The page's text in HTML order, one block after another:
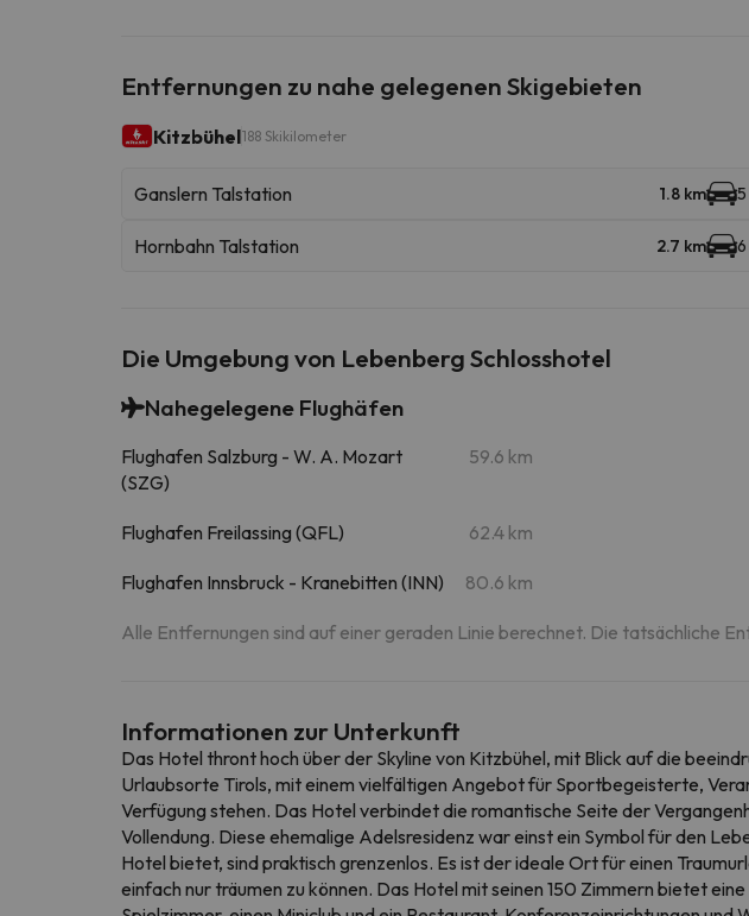
Entfernungen zu nahe gelegenen Skigebieten
Kitzbühel188 Skikilometer
Ganslern Talstation 1.8 km 5
Hornbahn Talstation 2.7 km 6
Die Umgebung von Lebenberg Schlosshotel
Nahegelegene Flughäfen
Flughafen Salzburg - W. A. Mozart
(SZG)
59.6 km
Flughafen Freilassing (QFL) 62.4 km
Flughafen Innsbruck - Kranebitten (INN) 80.6 km
Alle Entfernungen sind auf einer geraden Linie berechnet. Die tatsächliche
Informationen zur Unterkunft
Das Hotel thront hoch über der Skyline von Kitzbühel, mit Blick auf die
Urlaubsorte Tirols, mit einem vielfältigen Angebot für Sportbegeisterte,
Verfügung stehen. Das Hotel verbindet die romantische Seite der
Vollendung. Diese ehemalige Adelsresidenz war einst ein Symbol für den
Hotel bietet, sind praktisch grenzenlos. Es ist der ideale Ort für einen
einfach nur träumen zu können. Das Hotel mit seinen 150 Zimmern bietet